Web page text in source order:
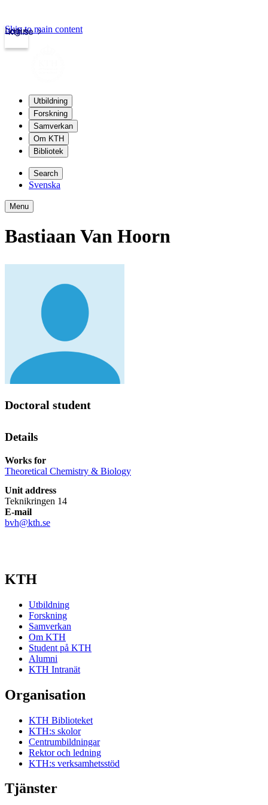
kth.se
Login
Skip to main content
Utbildning
Forskning
Samverkan
Om KTH
Bibliotek
Search
Svenska
Menu
Bastiaan Van Hoorn
Doctoral student
Details
Works for
Theoretical Chemistry & Biology
Unit address
Teknikringen 14
E-mail
bvh@kth.se
KTH
Utbildning
Forskning
Samverkan
Om KTH
Student på KTH
Alumni
KTH Intranät
Organisation
KTH Biblioteket
KTH:s skolor
Centrumbildningar
Rektor och ledning
KTH:s verksamhetsstöd
Tjänster